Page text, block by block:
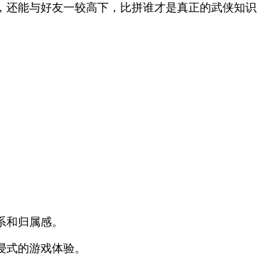
能与好友一较高下，比拼谁才是真正的武侠知识
归属感。
的游戏体验。